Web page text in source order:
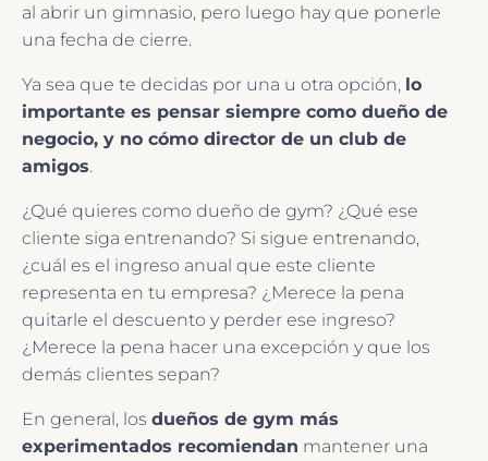
al abrir un gimnasio, pero luego hay que ponerle
una fecha de cierre.
Ya sea que te decidas por una u otra opción, lo
importante es pensar siempre como dueño de
negocio, y no cómo director de un club de
amigos.
¿Qué quieres como dueño de gym? ¿Qué ese
cliente siga entrenando? Si sigue entrenando,
¿cuál es el ingreso anual que este cliente
representa en tu empresa? ¿Merece la pena
quitarle el descuento y perder ese ingreso?
¿Merece la pena hacer una excepción y que los
demás clientes sepan?
En general, los dueños de gym más
experimentados recomiendan mantener una